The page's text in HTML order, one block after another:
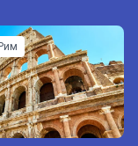
Рим